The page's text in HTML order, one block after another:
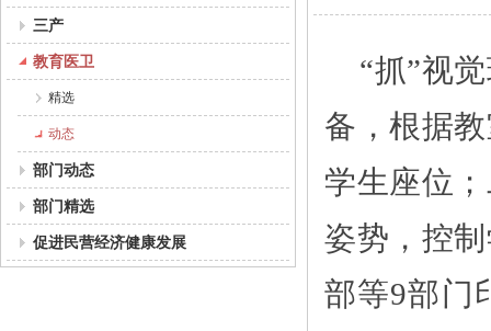
三产
教育医卫
精选
动态
部门动态
部门精选
促进民营经济健康发展
“抓”视
备，根据
学生座位
姿势，控
部等9部门